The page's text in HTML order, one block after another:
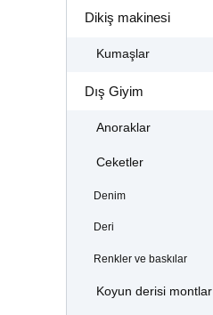
Dikiş makinesi
Kumaşlar
Dış Giyim
Anoraklar
Ceketler
Denim
Deri
Renkler ve baskılar
Koyun derisi montlar